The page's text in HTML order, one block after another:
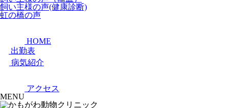
飼い主様の声(健康診断)
虹の橋の声
HOME
出勤表
病気紹介
アクセス
MENU